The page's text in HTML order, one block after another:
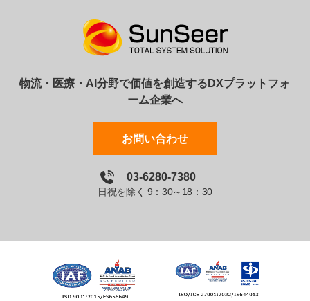
物流・医療・AI分野で価値を創造するDXプラットフォ
ーム企業へ
お問い合わせ
03-6280-7380
日祝を除く 9：30～18：30